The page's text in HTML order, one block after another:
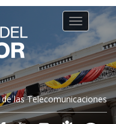
las Telecomunicaciones
Toggle
navigation